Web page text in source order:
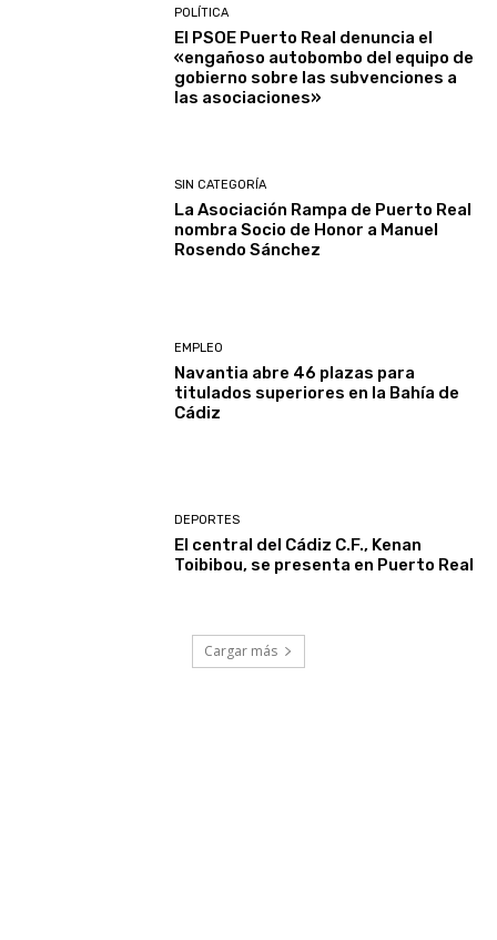
POLÍTICA
El PSOE Puerto Real denuncia el
«engañoso autobombo del equipo de
gobierno sobre las subvenciones a
las asociaciones»
SIN CATEGORÍA
La Asociación Rampa de Puerto Real
nombra Socio de Honor a Manuel
Rosendo Sánchez
EMPLEO
Navantia abre 46 plazas para
titulados superiores en la Bahía de
Cádiz
DEPORTES
El central del Cádiz C.F., Kenan
Toibibou, se presenta en Puerto Real
Cargar más